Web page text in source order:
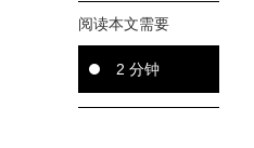
阅读本文需要
2 分钟